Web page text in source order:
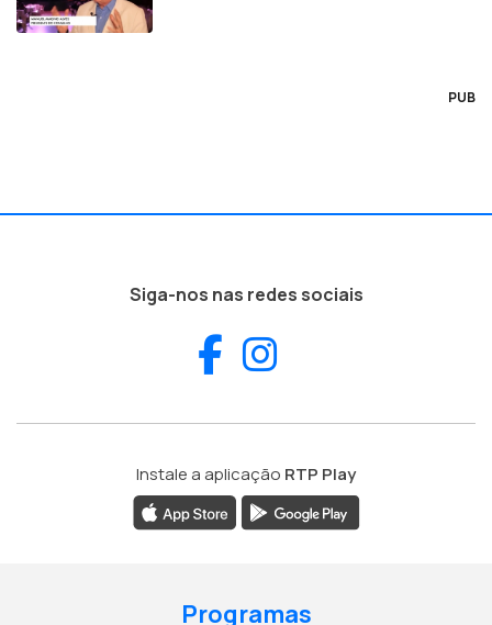
PUB
Siga-nos nas redes sociais
Facebook
Instale a aplicação RTP Play
Programas